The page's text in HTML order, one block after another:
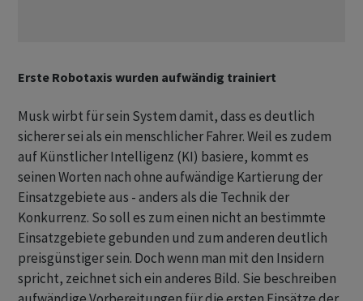
Erste Robotaxis wurden aufwändig trainiert
Musk wirbt für sein System damit, dass es deutlich
sicherer sei als ein menschlicher Fahrer. Weil es zudem
auf Künstlicher Intelligenz (KI) basiere, kommt es
seinen Worten nach ohne aufwändige Kartierung der
Einsatzgebiete aus - anders als die Technik der
Konkurrenz. So soll es zum einen nicht an bestimmte
Einsatzgebiete gebunden und zum anderen deutlich
preisgünstiger sein. Doch wenn man mit den Insidern
spricht, zeichnet sich ein anderes Bild. Sie beschreiben